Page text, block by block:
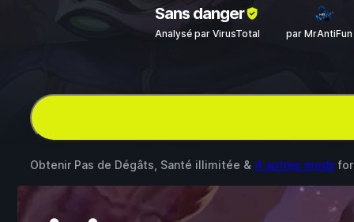
Sans danger
Analysé par VirusTotal par
Obtenir Pas de Dégâts, Santé illimitée & 4 autres mods